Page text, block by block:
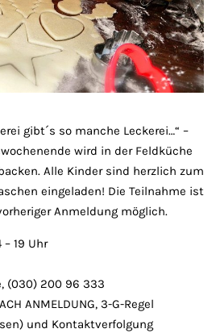
gibt´s so manche Leckerei…“ –
wird in der Feldküche
Alle Kinder sind herzlich zum
eingeladen! Die Teilnahme ist
Anmeldung möglich.
– 19 Uhr
(030) 200 96 333
ANMELDUNG, 3-G-Regel
und Kontaktverfolgung